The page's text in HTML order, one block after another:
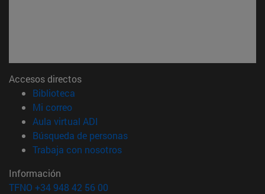
Accesos directos
Biblioteca
Mi correo(abre en nueva ventana)
Aula virtual ADI
Búsqueda de personas(abre en nueva ventana)
Trabaja con nosotros(abre en nueva ventana)
Información
TFNO +34 948 42 56 00